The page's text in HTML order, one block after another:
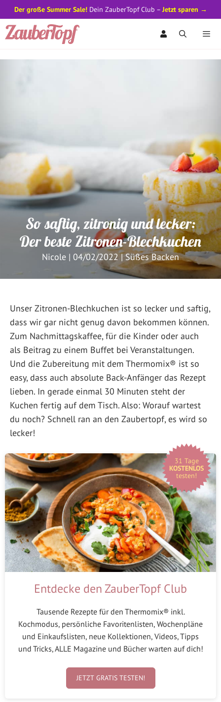
Zum
Inhalt
So saftig, zitronig und lecker:
Der beste Zitronen-Blechkuchen
Nicole | 04/02/2022|Süßes Backen
Unser Zitronen-Blechkuchen ist so lecker und saftig,
dass wir gar nicht genug davon bekommen können.
Zum Nachmittagskaffee, für die Kinder oder auch
als Beitrag zu einem Buffet bei Veranstaltungen.
Und die Zubereitung mit dem Thermomix® ist so
easy, dass auch absolute Back-Anfänger das Rezept
lieben. In gerade einmal 30 Minuten steht der
Kuchen fertig auf dem Tisch. Also: Worauf wartest
du noch? Schnell ran an den Zaubertopf, es wird so
lecker!
31 Tage
KOSTENLOS
testen!
Entdecke den ZauberTopf Club
Tausende Rezepte für den Thermomix® inkl.
Kochmodus, persönliche Favoritenlisten, Wochenpläne
und Einkaufslisten, neue Kollektionen, Videos, Tipps
und Tricks, ALLE Magazine und Bücher warten auf dich!
JETZT GRATIS TESTEN!
Der große Summer Sale!Dein ZauberTopf Club –Jetzt sparen →